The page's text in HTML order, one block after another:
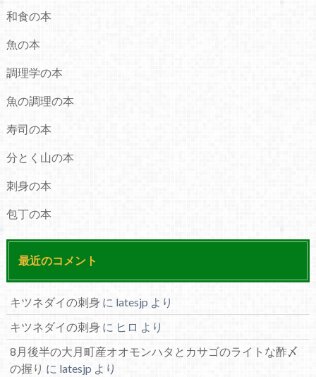
和食の本
魚の本
調理学の本
魚の調理の本
寿司の本
分とく山の本
刺身の本
包丁の本
最近のコメント
キツネダイの刺身 に latesjp より
キツネダイの刺身 に ヒロ より
8月後半の大月町産オオモンハタとカサゴのライトな酢〆
の握り に latesjp より